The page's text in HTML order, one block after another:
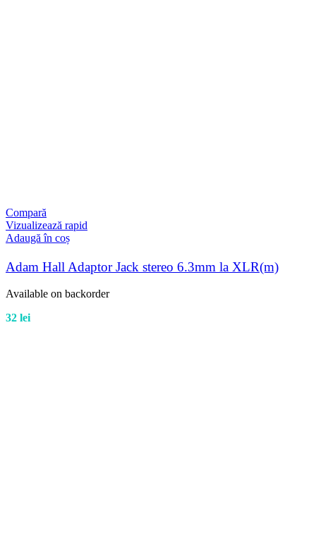
Compară
Vizualizează rapid
Adaugă în coș
Adam Hall Adaptor Jack stereo 6.3mm la XLR(m)
Available on backorder
32 lei